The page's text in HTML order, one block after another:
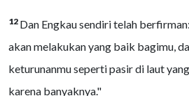
12 Dan Engkau sendiri telah
akan melakukan yang baik bagimu,
keturunanmu seperti pasir di laut
karena banyaknya."